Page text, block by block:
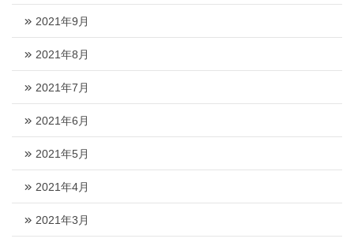
2021年9月
2021年8月
2021年7月
2021年6月
2021年5月
2021年4月
2021年3月